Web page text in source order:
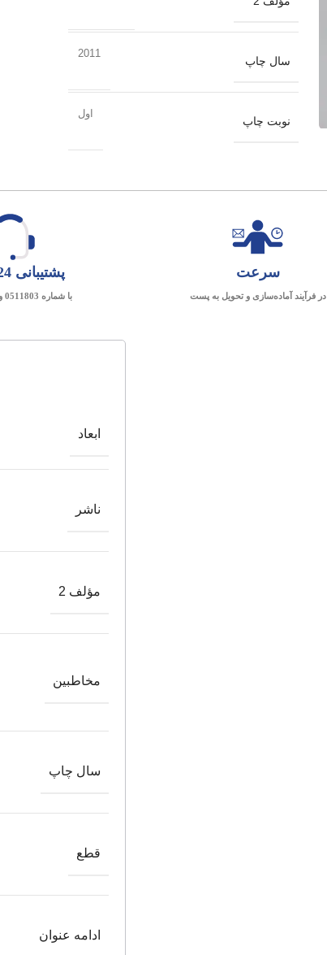
سال چاپ
2011
نوبت چاپ
اول
سرعت
در فرآیند آماده‌سازی و تحویل به پست
پشتیبانی 24 ساعته
با شماره 0511803 و مکالمه برخط
ابعاد
ناشر
مؤلف 2
مخاطبین
سال چاپ
قطع
ادامه عنوان